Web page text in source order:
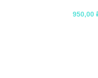
950,00